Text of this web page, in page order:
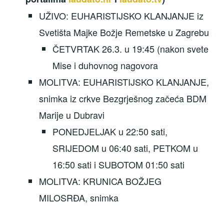
UŽIVO: EUHARISTIJSKO KLANJANJE iz
Svetišta Majke Božje Remetske u Zagrebu
ČETVRTAK 26.3. u 19:45 (nakon svete
Mise i duhovnog nagovora
MOLITVA: EUHARISTIJSKO KLANJANJE,
snimka iz crkve Bezgrješnog začeća BDM
Marije u Dubravi
PONEDJELJAK u 22:50 sati,
SRIJEDOM u 06:40 sati, PETKOM u
16:50 sati i SUBOTOM 01:50 sati
MOLITVA: KRUNICA BOŽJEG
MILOSRĐA, snimka